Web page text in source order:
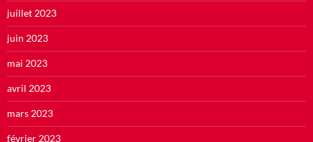
juillet 2023
juin 2023
mai 2023
avril 2023
mars 2023
février 2023